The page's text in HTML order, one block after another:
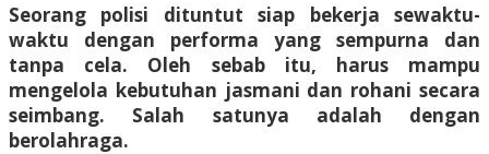
Seorang polisi dituntut siap bekerja sewaktu-
waktu dengan performa yang sempurna dan
tanpa cela. Oleh sebab itu, harus mampu
mengelola kebutuhan jasmani dan rohani secara
seimbang. Salah satunya adalah dengan
berolahraga.